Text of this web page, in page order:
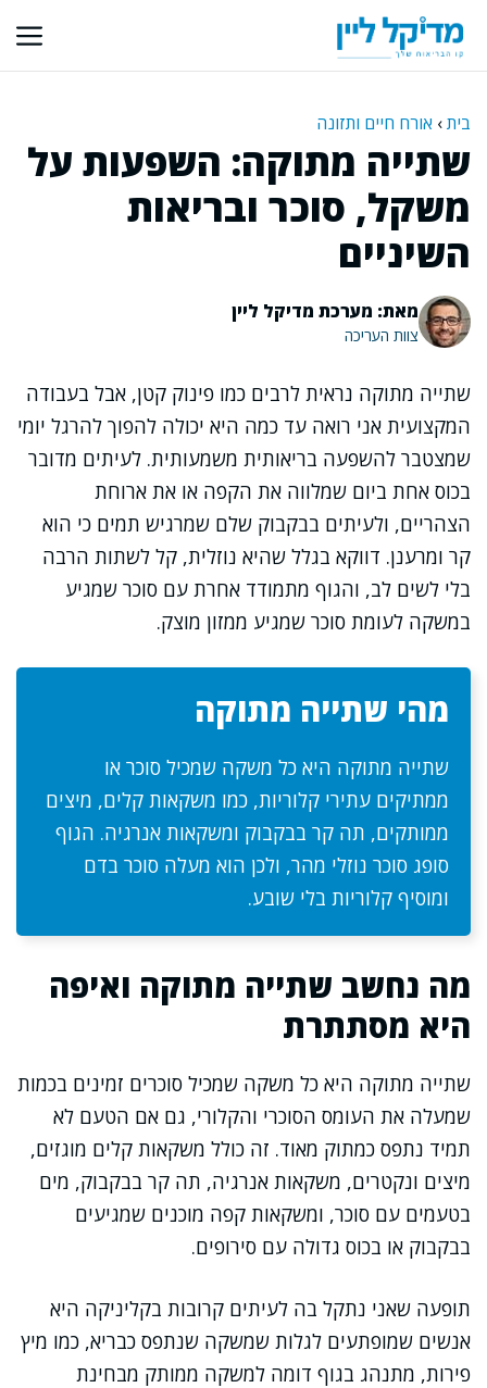
לתוכן
בית› אורח חיים ותזונה
שתייה מתוקה: השפעות על
משקל, סוכר ובריאות
השיניים
מאת: מערכת מדיקל ליין
צוות העריכה
שתייה מתוקה נראית לרבים כמו פינוק קטן, אבל בעבודה
המקצועית אני רואה עד כמה היא יכולה להפוך להרגל יומי
שמצטבר להשפעה בריאותית משמעותית. לעיתים מדובר
בכוס אחת ביום שמלווה את הקפה או את ארוחת
הצהריים, ולעיתים בבקבוק שלם שמרגיש תמים כי הוא
קר ומרענן. דווקא בגלל שהיא נוזלית, קל לשתות הרבה
בלי לשים לב, והגוף מתמודד אחרת עם סוכר שמגיע
במשקה לעומת סוכר שמגיע ממזון מוצק.
מהי שתייה מתוקה
שתייה מתוקה היא כל משקה שמכיל סוכר או
ממתיקים עתירי קלוריות, כמו משקאות קלים, מיצים
ממותקים, תה קר בבקבוק ומשקאות אנרגיה. הגוף
סופג סוכר נוזלי מהר, ולכן הוא מעלה סוכר בדם
ומוסיף קלוריות בלי שובע.
מה נחשב שתייה מתוקה ואיפה
היא מסתתרת
שתייה מתוקה היא כל משקה שמכיל סוכרים זמינים בכמות
שמעלה את העומס הסוכרי והקלורי, גם אם הטעם לא
תמיד נתפס כמתוק מאוד. זה כולל משקאות קלים מוגזים,
מיצים ונקטרים, משקאות אנרגיה, תה קר בבקבוק, מים
בטעמים עם סוכר, ומשקאות קפה מוכנים שמגיעים
בבקבוק או בכוס גדולה עם סירופים.
תופעה שאני נתקל בה לעיתים קרובות בקליניקה היא
אנשים שמופתעים לגלות שמשקה שנתפס כבריא, כמו מיץ
פירות, מתנהג בגוף דומה למשקה ממותק מבחינת